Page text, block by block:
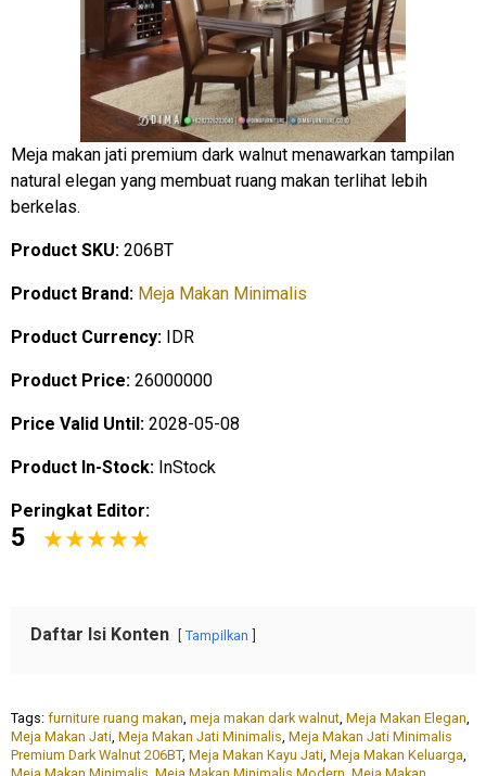
Meja makan jati premium dark walnut menawarkan tampilan
natural elegan yang membuat ruang makan terlihat lebih
berkelas.
Product SKU: 206BT
Product Brand: Meja Makan Minimalis
Product Currency: IDR
Product Price: 26000000
Price Valid Until: 2028-05-08
Product In-Stock: InStock
Peringkat Editor:
5
Daftar Isi Konten Tampilkan
Tags: furniture ruang makan meja makan dark walnut Meja Makan Elegan
Meja Makan Jati Meja Makan Jati Minimalis Meja Makan Jati Minimalis
Premium Dark Walnut 206BT, Meja Makan Kayu Jati Meja Makan Keluarga